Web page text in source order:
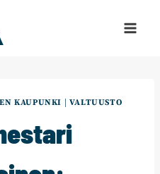
KAUPUNKI VALTUUSTO